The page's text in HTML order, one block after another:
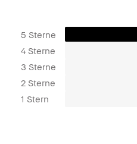
5 Sterne
4 Sterne
3 Sterne
2 Sterne
1 Stern